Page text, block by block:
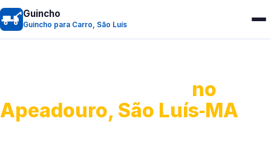
Guincho
Guincho para Carro, São Luís
no
Apeadouro, São Luís‑MA